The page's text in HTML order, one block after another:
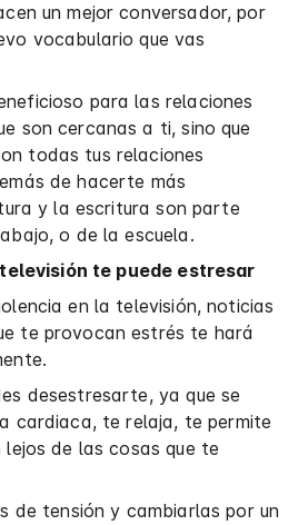
un mejor conversador, por
vocabulario que vas
para las relaciones
son cercanas a ti, sino que
todas tus relaciones
de hacerte más
y la escritura son parte
o de la escuela.
te puede estresar
en la televisión, noticias
te provocan estrés te hará
desestresarte, ya que se
cardiaca, te relaja, te permite
de las cosas que te
de tensión y cambiarlas por un